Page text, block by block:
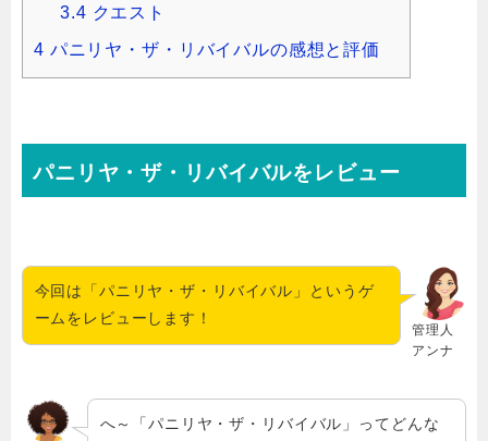
3.4 クエスト
4 パニリヤ・ザ・リバイバルの感想と評価
パニリヤ・ザ・リバイバルをレビュー
管理人
アンナ
今回は「パニリヤ・ザ・リバイバル」というゲ
ームをレビューします！
へ～「パニリヤ・ザ・リバイバル」ってどんな